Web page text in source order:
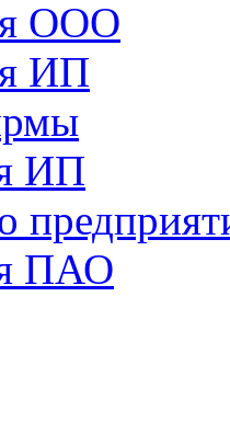
ООО
ИП
ИП
ПАО